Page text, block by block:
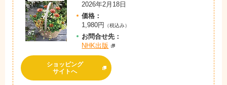
2026年2月18日
価格：
1,980円
（税込み）
お問合せ先：
NHK出版
ショッピング
サイトへ